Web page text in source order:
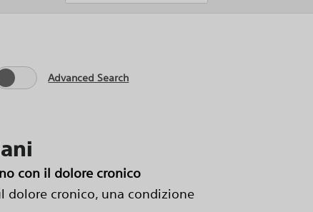
Advanced Search
con il dolore cronico
dolore cronico, una condizione